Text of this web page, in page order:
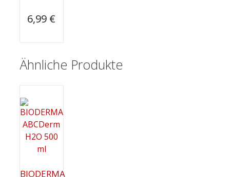
6,99 €
Ähnliche Produkte
BIODERMA